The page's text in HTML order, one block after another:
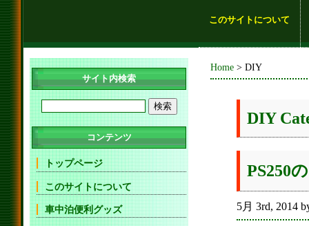
このサイトについて
Home > DIY
DIY
PS250
5月 3rd, 2014
サイト内検索
コンテンツ
トップページ
このサイトについて
車中泊便利グッズ